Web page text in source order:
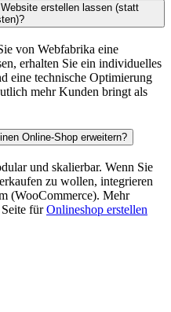
erstellen lassen (statt
von Webfabrika eine
erhalten Sie ein individuelles
eine technische Optimierung
mehr Kunden bringt als
Online-Shop erweitern?
und skalierbar. Wenn Sie
zu wollen, integrieren
(WooCommerce). Mehr
fürOnlineshop erstellen